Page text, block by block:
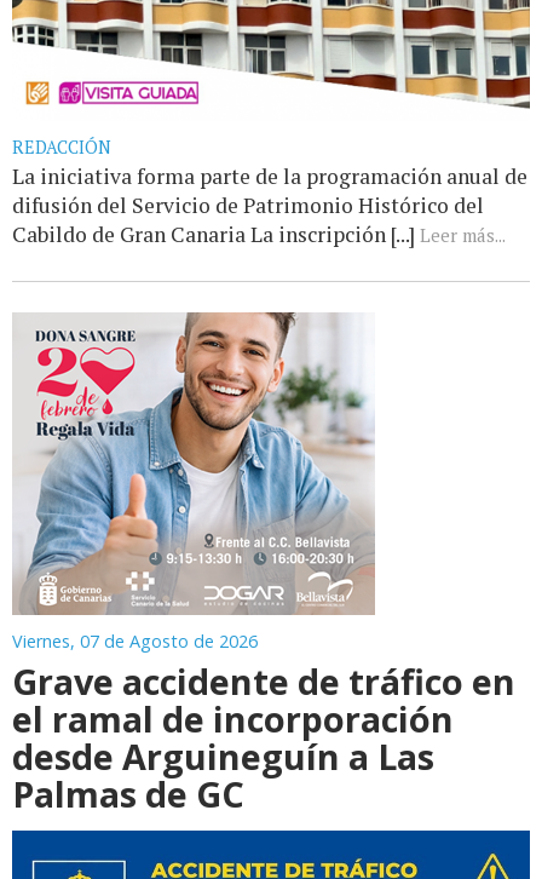
REDACCIÓN
La iniciativa forma parte de la programación anual de
difusión del Servicio de Patrimonio Histórico del
Cabildo de Gran Canaria La inscripción [...] Leer más...
Viernes, 07 de Agosto de 2026
Grave accidente de tráfico en
el ramal de incorporación
desde Arguineguín a Las
Palmas de GC